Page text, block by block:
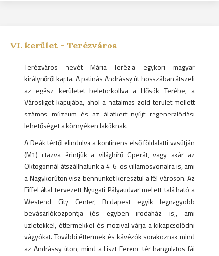
VI. kerület - Terézváros
Terézváros nevét Mária Terézia egykori magyar
királynőről kapta. A patinás Andrássy út hosszában átszeli
az egész kerületet beletorkollva a Hősök Terébe, a
Városliget kapujába, ahol a hatalmas zöld terület mellett
számos múzeum és az állatkert nyújt regenerálódási
lehetőséget a környéken lakóknak.
A Deák tértől elindulva a kontinens első földalatti vasútján
(M1) utazva érintjük a világhírű Operát, vagy akár az
Oktogonnál átszállhatunk a 4-6-os villamosvonalra is, ami
a Nagykörúton visz bennünket keresztül a fél városon. Az
Eiffel által tervezett Nyugati Pályaudvar mellett található a
Westend City Center, Budapest egyik legnagyobb
bevásárlóközpontja (és egyben irodaház is), ami
üzletekkel, éttermekkel és mozival várja a kikapcsolódni
vágyókat. További éttermek és kávézók sorakoznak mind
az Andrássy úton, mind a Liszt Ferenc tér hangulatos fái